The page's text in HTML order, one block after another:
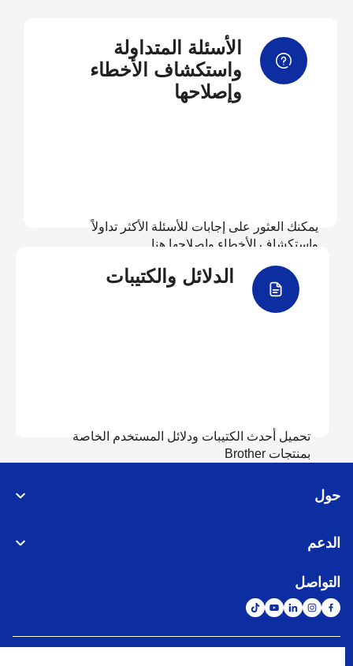
الأسئلة المتداولة
واستكشاف الأخطاء
وإصلاحها
يمكنك العثور على إجابات للأسئلة الأكثر تداولاً
واستكشاف الأخطاء وإصلاحها هنا
عرض الأسئلة المتداولة
الدلائل والكتيبات
تحميل أحدث الكتيبات ودلائل المستخدم الخاصة
بمنتجات Brother
حول
الدعم
التواصل